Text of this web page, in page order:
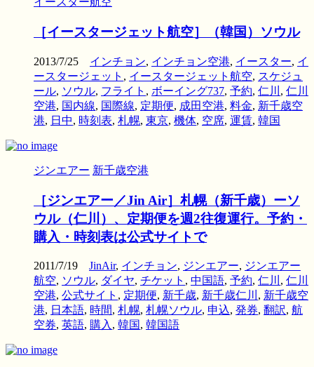
［イースタージェット航空］（韓国）ソウル
2013/7/25 インチョン, インチョン空港, イースター, イ
ースタージェット , イースタージェット航空, スケジュ
ール, ソウル, フライト , ボーイング737, 予約, 仁川 , 仁川
空港, 国内線, 国際線, 定期便, 成田空港, 料金, 新千歳空
港, 日中, 時刻表, 札幌, 東京, 機体, 空席, 運賃, 韓国
ジンエアー 新千歳空港
［ジンエアー／Jin Air］札幌（新千歳）ーソ
ウル（仁川）、定期便を週2往復運行。予約・
購入・時刻表は公式サイトで
2011/7/19 JinAir, インチョン, ジンエアー, ジンエアー
航空, ソウル, ダイヤ, チケット , 中国語, 予約, 仁川 , 仁川
空港, 公式サイト , 定期便, 新千歳, 新千歳仁川 , 新千歳空
港, 日本語, 時間, 札幌, 札幌ソウル, 申込, 発券, 翻訳, 航
空券, 英語, 購入 , 韓国, 韓国語